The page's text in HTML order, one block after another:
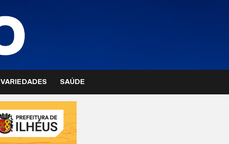
VARIEDADES SAÚDE